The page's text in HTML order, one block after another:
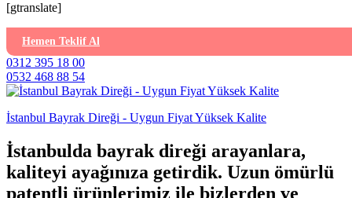
[gtranslate]
Hemen Teklif Al
0312 395 18 00
0532 468 88 54
İstanbul Bayrak Direği - Uygun Fiyat Yüksek Kalite
İstanbulda bayrak direği arayanlara,
kaliteyi ayağınıza getirdik. Uzun ömürlü
patentli ürünlerimiz ile bizlerden ve